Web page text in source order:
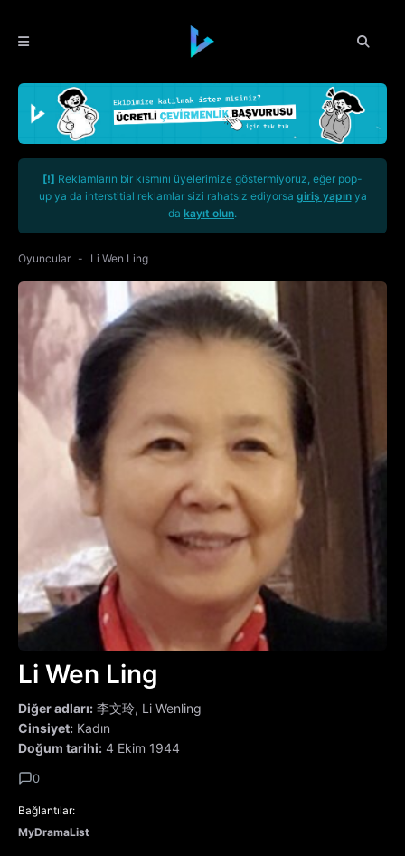
[!] Reklamların bir kısmını üyelerimize göstermiyoruz, eğer pop-
up ya da interstitial reklamlar sizi rahatsız ediyorsa giriş yapınya
da kayıt olun.
Oyuncular Li Wen Ling
Li Wen Ling
Diğer adları: 李文玲, Li Wenling
Cinsiyet: Kadın
Doğum tarihi: 4 Ekim 1944
0
Bağlantılar:
MyDramaList